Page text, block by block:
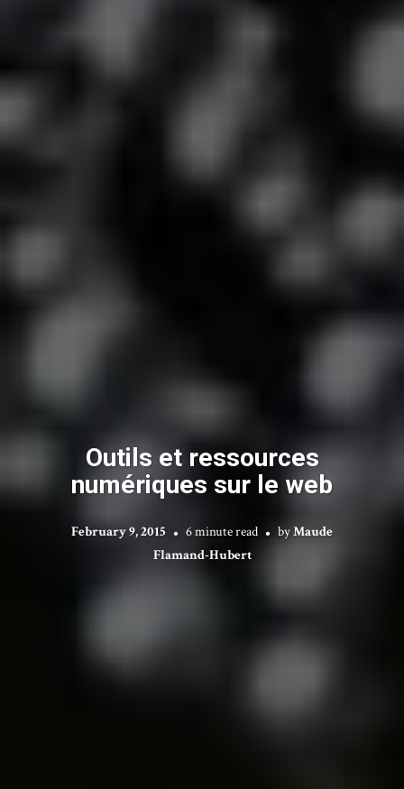
Outils et ressources
numériques sur le web
February 9, 2015 6 minute read byMaude
Flamand-Hubert